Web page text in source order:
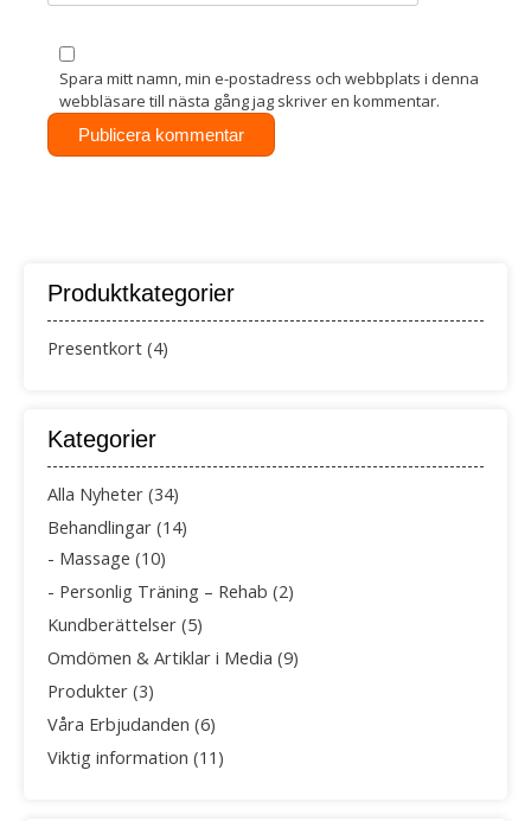
Spara mitt namn, min e-postadress och webbplats i denna
webbläsare till nästa gång jag skriver en kommentar.
Produktkategorier
Presentkort (4)
Kategorier
Alla Nyheter (34)
Behandlingar (14)
Massage (10)
Personlig Träning – Rehab (2)
Kundberättelser (5)
Omdömen & Artiklar i Media (9)
Produkter (3)
Våra Erbjudanden (6)
Viktig information (11)